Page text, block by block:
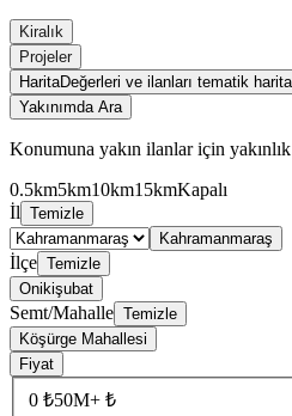
Kiralık
Projeler
HaritaDeğerleri ve ilanları tematik
Yakınımda Ara
Konumuna yakın ilanlar için
0.5km5km10km15kmKapalı
İl Temizle
Kahramanmaraş
İlçe Temizle
Onikişubat
Semt/Mahalle Temizle
Köşürge Mahallesi
Fiyat
0 ₺50M+ ₺